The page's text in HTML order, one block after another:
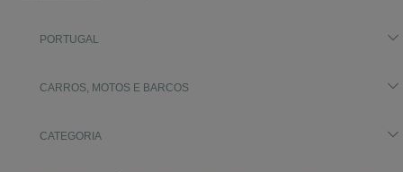
PORTUGAL
CARROS, MOTOS E BARCOS
CATEGORIA